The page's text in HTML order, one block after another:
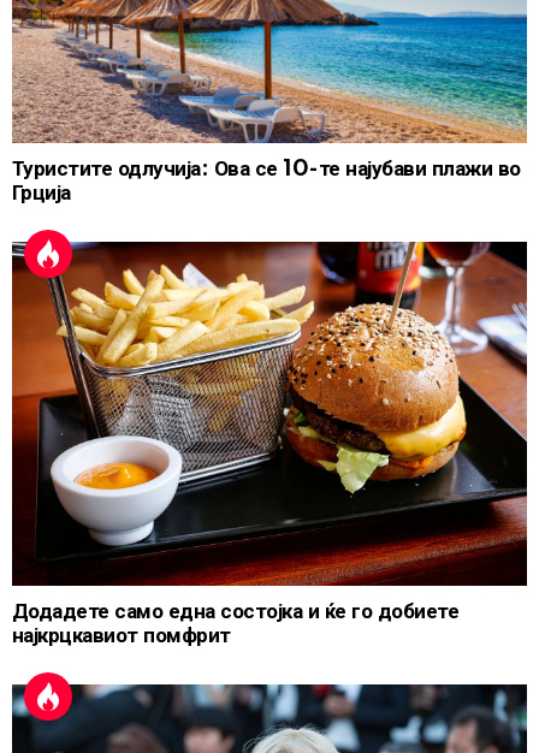
Туристите одлучија: Ова се 10-те најубави плажи во
Грција
Додадете само една состојка и ќе го добиете
најкрцкавиот помфрит